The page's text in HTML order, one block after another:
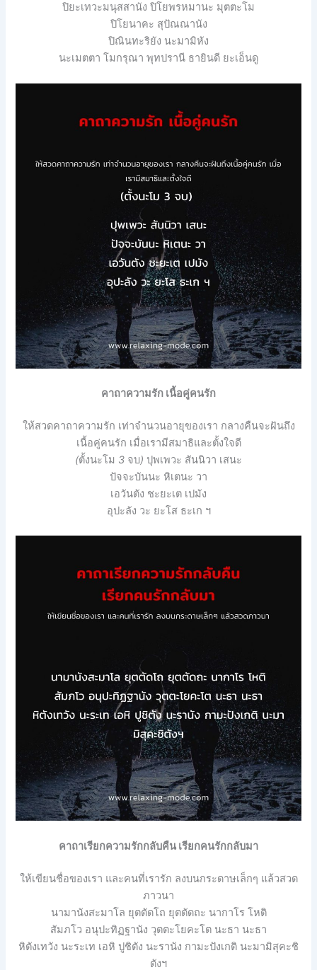
ปิยะเทวะมนุสสานัง ปิโยพรหมานะ มุตตะโม
ปิโยนาคะ สุปัณณานัง
ปิณินทะริยัง นะมามิหัง
นะเมตตา โมกรุณา พุทปรานี ธายินดี ยะเอ็นดู
คาถาความรัก เนื้อคู่คนรัก
ให้สวดคาถาความรัก เท่าจำนวนอายุของเรา กลางคืนจะฝันถึง
เนื้อคู่คนรัก เมื่อเรามีสมาธิและตั้งใจดี
(ตั้งนะโม 3 จบ) ปุพเพวะ สันนิวา เสนะ
ปัจจะบันนะ หิเตนะ วา
เอวันตัง ชะยะเต เปมัง
อุปะลัง วะ ยะโส ธะเก ฯ
คาถาเรียกความรักกลับคืน เรียกคนรักกลับมา
ให้เขียนชื่อของเรา และคนที่เรารัก ลงบนกระดาษเล็กๆ แล้วสวด
ภาวนา
นามานังสะมาโล ยุตตัดโถ ยุตตัดถะ นากาโร โหติ
สัมภโว อนุปะทิฏฐานัง วุตตะโยคะโต นะธา นะธา
หิตังเทวัง นะระเท เอหิ ปูชิตัง นะรานัง กามะปังเกติ นะมามิสุคะชิ
ตังฯ